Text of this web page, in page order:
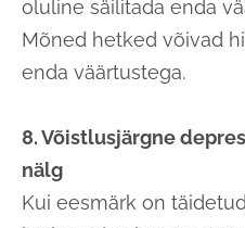
oluline säilitada enda
Mõned hetked võivad
enda väärtustega.
8. Võistlusjärgne
nälg
Kui eesmärk on